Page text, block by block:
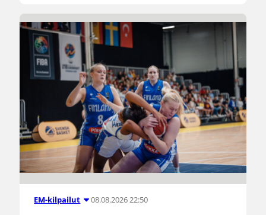
EM-kilpailut 08.08.2026 22:50